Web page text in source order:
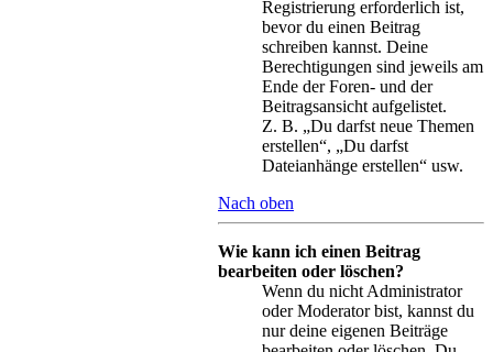
Registrierung erforderlich ist,
bevor du einen Beitrag
schreiben kannst. Deine
Berechtigungen sind jeweils am
Ende der Foren- und der
Beitragsansicht aufgelistet.
Z. B. „Du darfst neue Themen
erstellen“, „Du darfst
Dateianhänge erstellen“ usw.
Nach oben
Wie kann ich einen Beitrag
bearbeiten oder löschen?
Wenn du nicht Administrator
oder Moderator bist, kannst du
nur deine eigenen Beiträge